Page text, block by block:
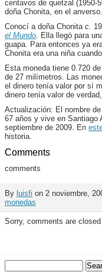
centavos de quetzal (1950-
doña Chonita, en el anverso.
Conocí a doña Chonita c.
el Mundo. Ella llegó para
guapa. Para entonces ya
Chonita era una niña
Esta moneda tiene 0.720
de 27 milímetros. Las
el dinero tenía valor por sí
dinero tenía valor de
Actualización: El nombre
67 años y vive en Santiago
septiembre de 2009. En
historia.
Comments
comments
By luisfi on 2 noviembre,
monedas
Sorry, comments are